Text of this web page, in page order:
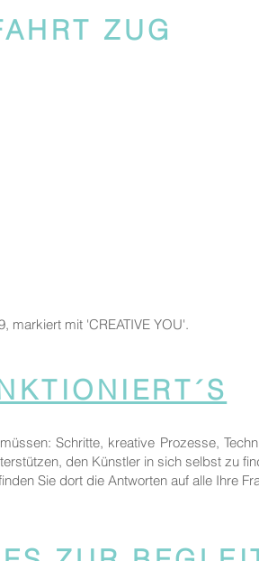
ZUG
markiert mit 'CREATIVE YOU'.
Schritte, kreative Prozesse,
den Künstler in sich selbst zu
Sie dort die Antworten auf alle Ihre